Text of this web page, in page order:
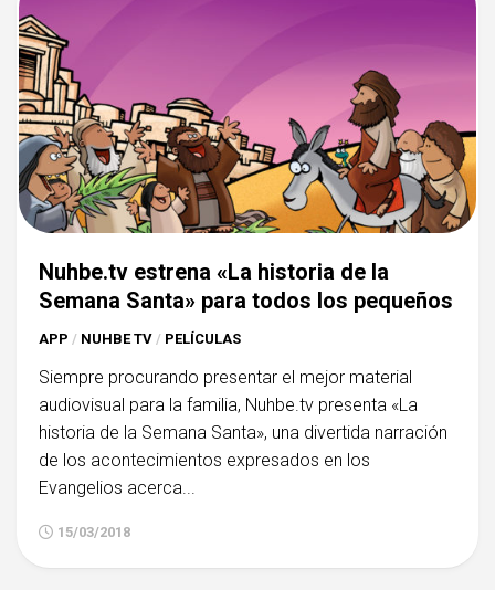
Nuhbe.tv estrena «La historia de la
Semana Santa» para todos los pequeños
APP / NUHBE TV / PELÍCULAS
Siempre procurando presentar el mejor material
audiovisual para la familia, Nuhbe.tv presenta «La
historia de la Semana Santa», una divertida narración
de los acontecimientos expresados en los
Evangelios acerca...
15/03/2018